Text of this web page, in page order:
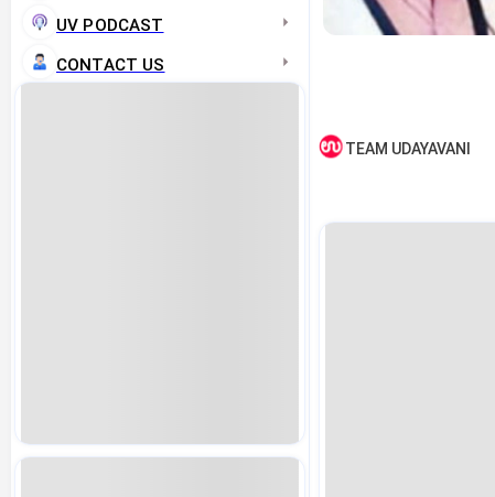
UV PODCAST
CONTACT US
TEAM UDAYAVANI